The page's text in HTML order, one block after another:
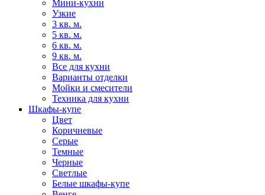
Мини-кухни
Узкие
3 кв. м.
5 кв. м.
6 кв. м.
9 кв. м.
Все для кухни
Варианты отделки
Мойки и смесители
Техника для кухни
Шкафы-купе
Цвет
Коричневые
Серые
Темные
Черные
Светлые
Белые шкафы-купе